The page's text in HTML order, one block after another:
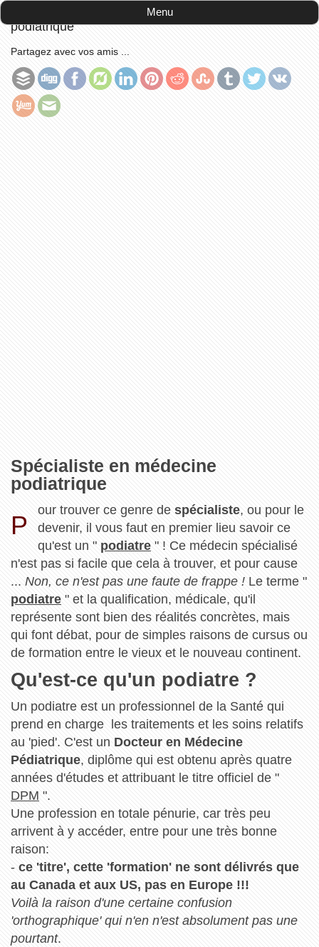
-Spécialiste en médecine
podiatrique
Partagez avec vos amis ...
Spécialiste en médecine
podiatrique
P
our trouver ce genre despécialiste, ou pour le
devenir, il vous faut en premier lieu savoir ce
qu'est un " podiatre " ! Ce médecin spécialisé
n'est pas si facile que cela à trouver, et pour cause
... Non, ce n'est pas une faute de frappe !Le terme "
podiatre" et la qualification, médicale, qu'il
représente sont bien des réalités concrètes, mais
qui font débat, pour de simples raisons de cursus ou
de formation entre le vieux et le nouveau continent.
Qu'est-ce qu'un podiatre ?
Un podiatre est un professionnel de la Santé qui
prend en charge les traitements et les soins relatifs
au 'pied'. C'est un Docteur en Médecine
Pédiatrique, diplôme qui est obtenu après quatre
années d'études et attribuant le titre officiel de "
DPM ".
Une profession en totale pénurie, car très peu
arrivent à y accéder, entre pour une très bonne
raison:
- ce 'titre', cette 'formation' ne sont délivrés que
au Canada et aux US, pas en Europe !!!
Voilà la raison d'une certaine confusion
'orthographique' qui n'en n'est absolument pas une
pourtant.
Menu